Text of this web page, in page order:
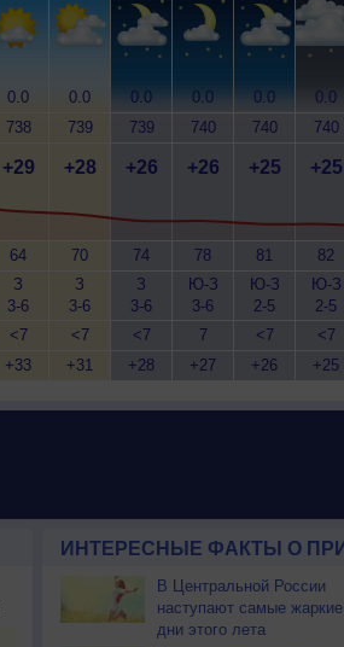
0.0
738
+29
64
З
3-6
<7
+33
0.0
739
+28
70
З
3-6
<7
+31
0.0
739
+26
74
З
3-6
<7
+28
0.0
740
+26
78
Ю-З
3-6
7
+27
0.0
740
+25
81
Ю-З
2-5
<7
+26
0.0
740
+25
82
Ю-З
2-5
<7
+25
ИНТЕРЕСНЫЕ ФАКТЫ О
В Центральной России
наступают самые жаркие
дни этого лета